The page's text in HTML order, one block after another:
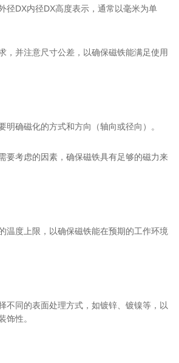
径DX内径DX高度表示，通常以毫米为单
，并注意尺寸公差，以确保磁铁能满足使用
明确磁化的方式和方向（轴向或径向）。
要考虑的因素，确保磁铁具有足够的磁力来
温度上限，以确保磁铁能在预期的工作环境
不同的表面处理方式，如镀锌、镀镍等，以
饰性。